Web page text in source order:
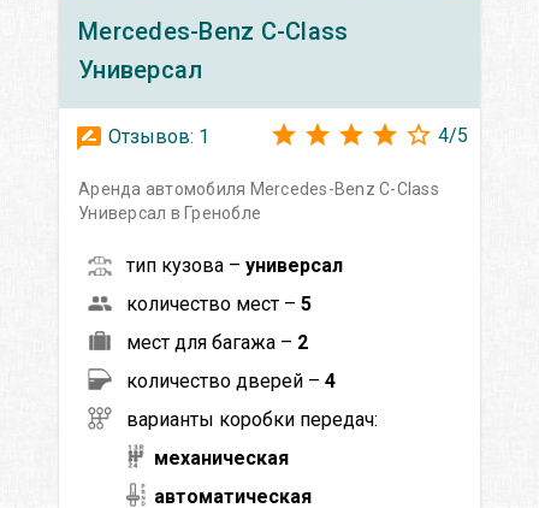
Mercedes-Benz C-Class
Универсал
Отзывов: 1 4/5
Аренда автомобиля Mercedes-Benz C-Class
Универсал в Гренобле
тип кузова – универсал
количество мест – 5
мест для багажа – 2
количество дверей – 4
варианты коробки передач:
механическая
автоматическая